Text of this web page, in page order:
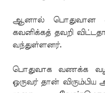
ஆனால் பொதுவான
கவனிக்கத் தவறி
வந்துள்ளனர்.
பொதுவாக வணக்க
ஒருவர் தான்